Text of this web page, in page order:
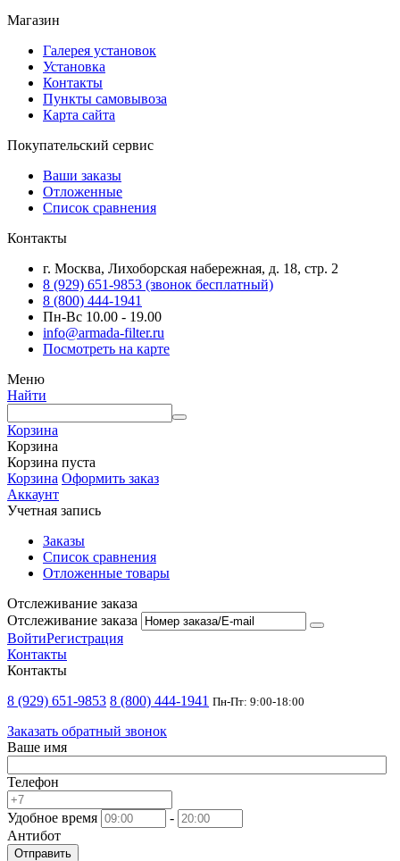
Магазин
Галерея установок
Установка
Контакты
Пункты самовывоза
Карта сайта
Покупательский сервис
Ваши заказы
Отложенные
Список сравнения
Контакты
г. Москва, Лихоборская набережная, д. 18, стр. 2
8 (929) 651-9853 (звонок бесплатный)
8 (800) 444-1941
Пн-Вс 10.00 - 19.00
info@armada-filter.ru
Посмотреть на карте
Меню
Найти
Корзина
Корзина
Корзина пуста
Корзина Оформить заказ
Аккаунт
Учетная запись
Заказы
Список сравнения
Отложенные товары
Отслеживание заказа
Отслеживание заказа
ВойтиРегистрация
Контакты
Контакты
8 (929) 651-9853 8 (800) 444-1941 Пн-Пт: 9:00-18:00
Заказать обратный звонок
Ваше имя
Телефон
Удобное время
-
Антибот
Отправить